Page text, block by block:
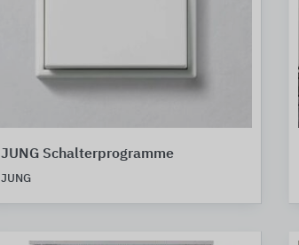
JUNG Schalterprogramme
JUNG